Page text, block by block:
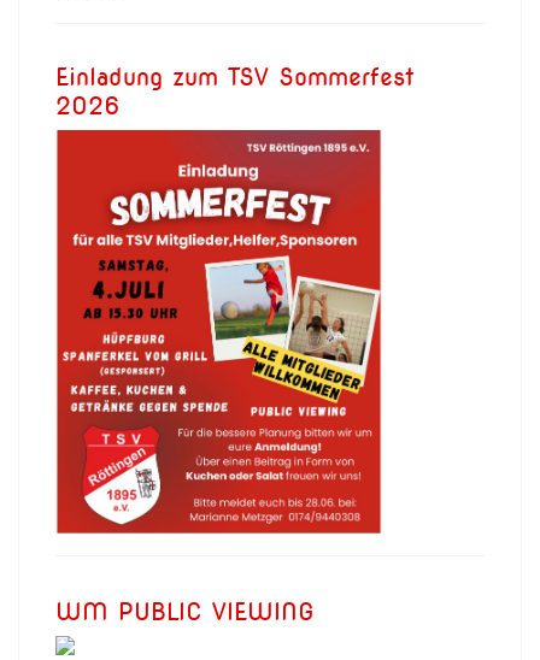
Einladung zum TSV Sommerfest
2026
WM PUBLIC VIEWING